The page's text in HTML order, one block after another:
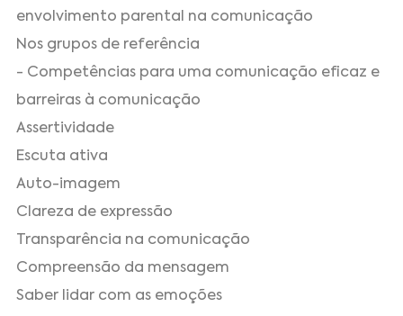
envolvimento parental na comunicação
Nos grupos de referência
- Competências para uma comunicação eficaz e
barreiras à comunicação
Assertividade
Escuta ativa
Auto-imagem
Clareza de expressão
Transparência na comunicação
Compreensão da mensagem
Saber lidar com as emoções